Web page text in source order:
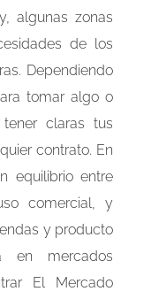
algunas zonas
de los
Dependiendo
tomar algo o
claras tus
contrato. En
equilibrio entre
comercial, y
y producto
en mercados
El Mercado